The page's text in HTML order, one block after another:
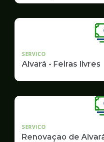
SERVICO
Alvará - Feiras livres
SERVICO
Renovação de